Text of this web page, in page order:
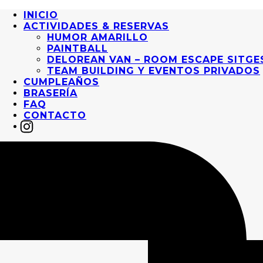
INICIO
ACTIVIDADES & RESERVAS
HUMOR AMARILLO
PAINTBALL
DELOREAN VAN – ROOM ESCAPE
TEAM BUILDING Y EVENTOS PRIVADOS
CUMPLEAÑOS
BRASERÍA
FAQ
CONTACTO